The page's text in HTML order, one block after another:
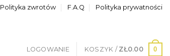
Polityka zwrotów F.A.Q Polityka prywatności
LOGOWANIE KOSZYK / ZŁ0.00 0